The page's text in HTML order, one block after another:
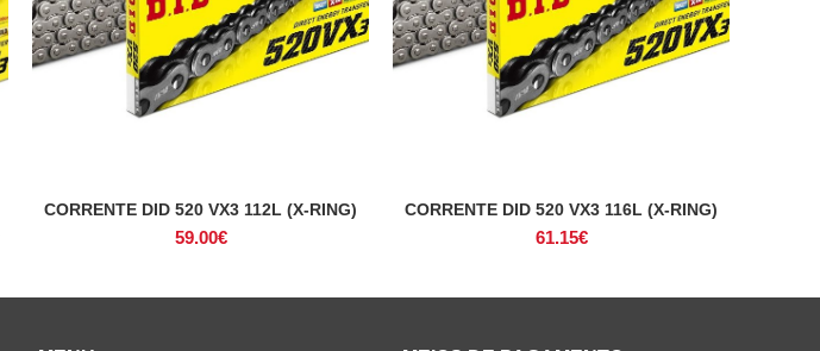
ADICIONAR
CORRENTE DID 520 VX3 112L (X-RING)
59.00€
ADICIONAR
CORRENTE DID 520 VX3 116L (X-RING)
61.15€